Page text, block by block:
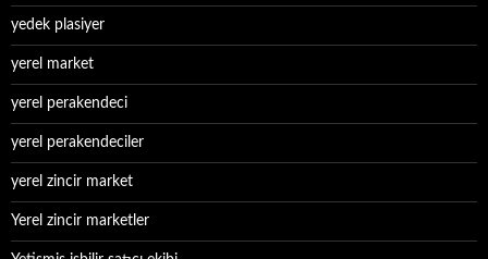
yedek plasiyer
yerel market
yerel perakendeci
yerel perakendeciler
yerel zincir market
Yerel zincir marketler